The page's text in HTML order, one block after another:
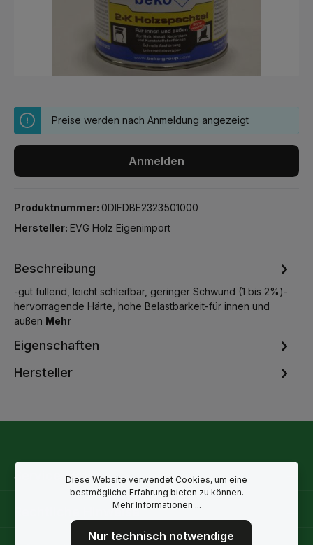
Preise werden nach Anmeldung angezeigt
Anmelden
Produktnummer: 0DIFDBE2323501000
Hersteller: EVG Holz Eigenimport
Beschreibung
-gut füllend, leicht schleifbar, geringer Schwund (1 bis 2%)-
hervorragende Härte, hohe Belastbarkeit-für innen und
außen Mehr
Eigenschaften
Hersteller
Service-Hotline
Rechtliche Hinweise
Diese Website verwendet Cookies, um eine
bestmögliche Erfahrung bieten zu können.
Mehr Informationen ...
Nur technisch notwendige